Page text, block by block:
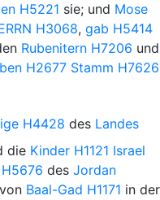
H5221 sie; und Mose
H3068, gab H5414
Rubenitern H7206 und
H2677 Stamm H7626
H4428 des Landes
die Kinder H1121 Israel
H5676 des Jordan
Baal-Gad H1171 in der